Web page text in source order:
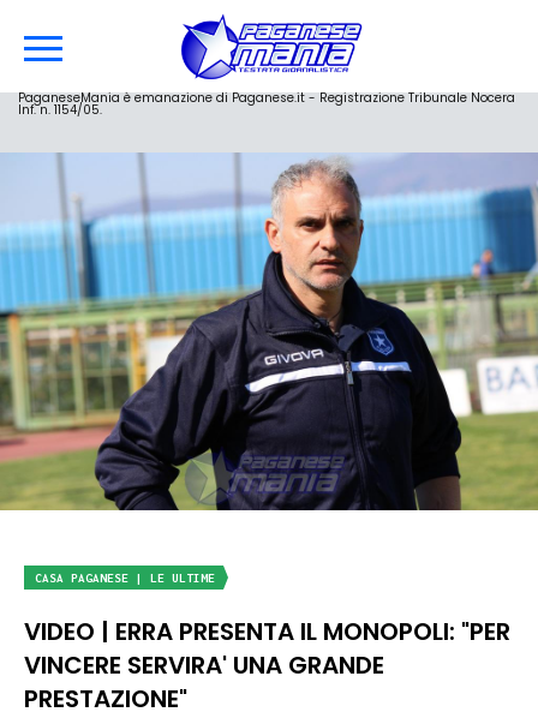
PaganeseMania è emanazione di Paganese.it - Registrazione Tribunale Nocera
Inf. n. 1154/05.
CASA PAGANESE | LE ULTIME
VIDEO | ERRA PRESENTA IL MONOPOLI: "PER
VINCERE SERVIRA' UNA GRANDE
PRESTAZIONE"